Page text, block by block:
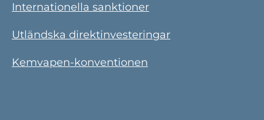
Internationella sanktioner
Utländska direktinvesteringar
Kemvapen-konventionen